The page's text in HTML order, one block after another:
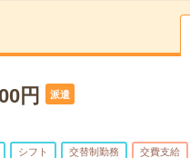
円 派遣
シフト 交替制勤務 交費支給